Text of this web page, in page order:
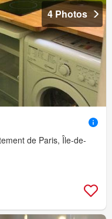
4 Photos
de Paris, Île-de-